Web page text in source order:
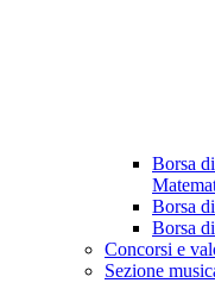
Borsa
Borsa
Borsa
Concorsi e
Sezione